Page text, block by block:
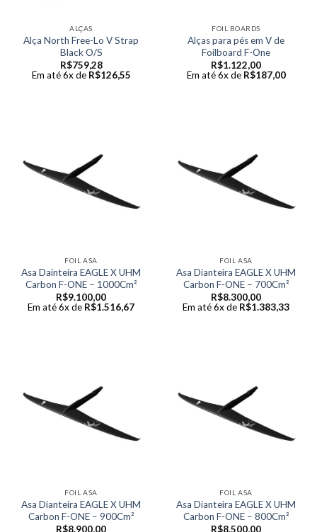
ALÇAS
Alça North Free-Lo V Strap
Black O/S
R$759,28
Em até 6x de R$126,55
FOIL BOARDS
Alças para pés em V de
Foilboard F-One
R$1.122,00
Em até 6x de R$187,00
FOIL ASA
Asa Dainteira EAGLE X UHM
Carbon F-ONE – 1000Cm²
R$9.100,00
Em até 6x de R$1.516,67
FOIL ASA
Asa Dianteira EAGLE X UHM
Carbon F-ONE – 700Cm²
R$8.300,00
Em até 6x de R$1.383,33
FOIL ASA
Asa Dianteira EAGLE X UHM
Carbon F-ONE – 900Cm²
R$8.900,00
FOIL ASA
Asa Dianteira EAGLE X UHM
Carbon F-ONE – 800Cm²
R$8.500,00